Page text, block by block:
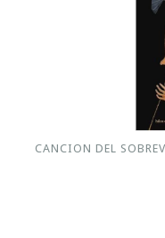
CANCION DEL